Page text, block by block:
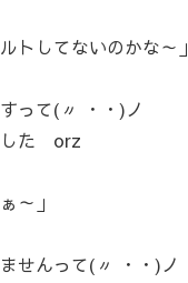
トしてないのかな～」
って(〃 ・・)ノ
した orz
～」
せんって(〃 ・・)ノ